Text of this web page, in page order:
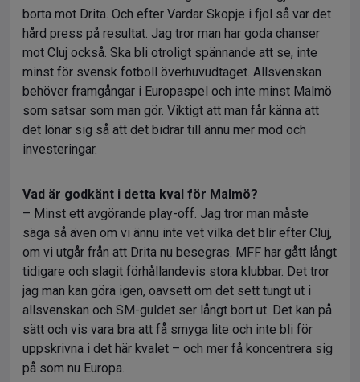
borta mot Drita. Och efter Vardar Skopje i fjol så var det
hård press på resultat. Jag tror man har goda chanser
mot Cluj också. Ska bli otroligt spännande att se, inte
minst för svensk fotboll överhuvudtaget. Allsvenskan
behöver framgångar i Europaspel och inte minst Malmö
som satsar som man gör. Viktigt att man får känna att
det lönar sig så att det bidrar till ännu mer mod och
investeringar.
Vad är godkänt i detta kval för Malmö?
– Minst ett avgörande play-off. Jag tror man måste
säga så även om vi ännu inte vet vilka det blir efter Cluj,
om vi utgår från att Drita nu besegras. MFF har gått långt
tidigare och slagit förhållandevis stora klubbar. Det tror
jag man kan göra igen, oavsett om det sett tungt ut i
allsvenskan och SM-guldet ser långt bort ut. Det kan på
sätt och vis vara bra att få smyga lite och inte bli för
uppskrivna i det här kvalet – och mer få koncentrera sig
på som nu Europa.